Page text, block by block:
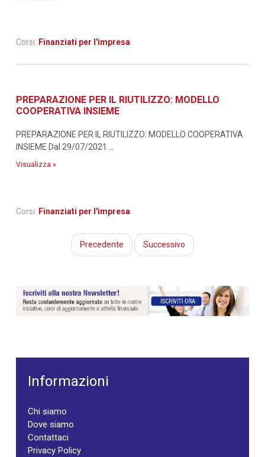
Corsi: Finanziati per l'impresa
PREPARAZIONE PER IL RIUTILIZZO: MODELLO
COOPERATIVA INSIEME
PREPARAZIONE PER IL RIUTILIZZO: MODELLO COOPERATIVA
INSIEME Dal 29/07/2021 ...
Visualizza »
Corsi: Finanziati per l'impresa
Precedente Successivo
Informazioni
Chi siamo
Dove siamo
Contattaci
Privacy Policy